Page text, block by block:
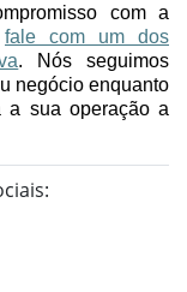
com a
fale com um dos
. Nós seguimos
negócio enquanto
a sua operação a